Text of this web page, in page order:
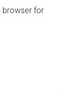
browser for